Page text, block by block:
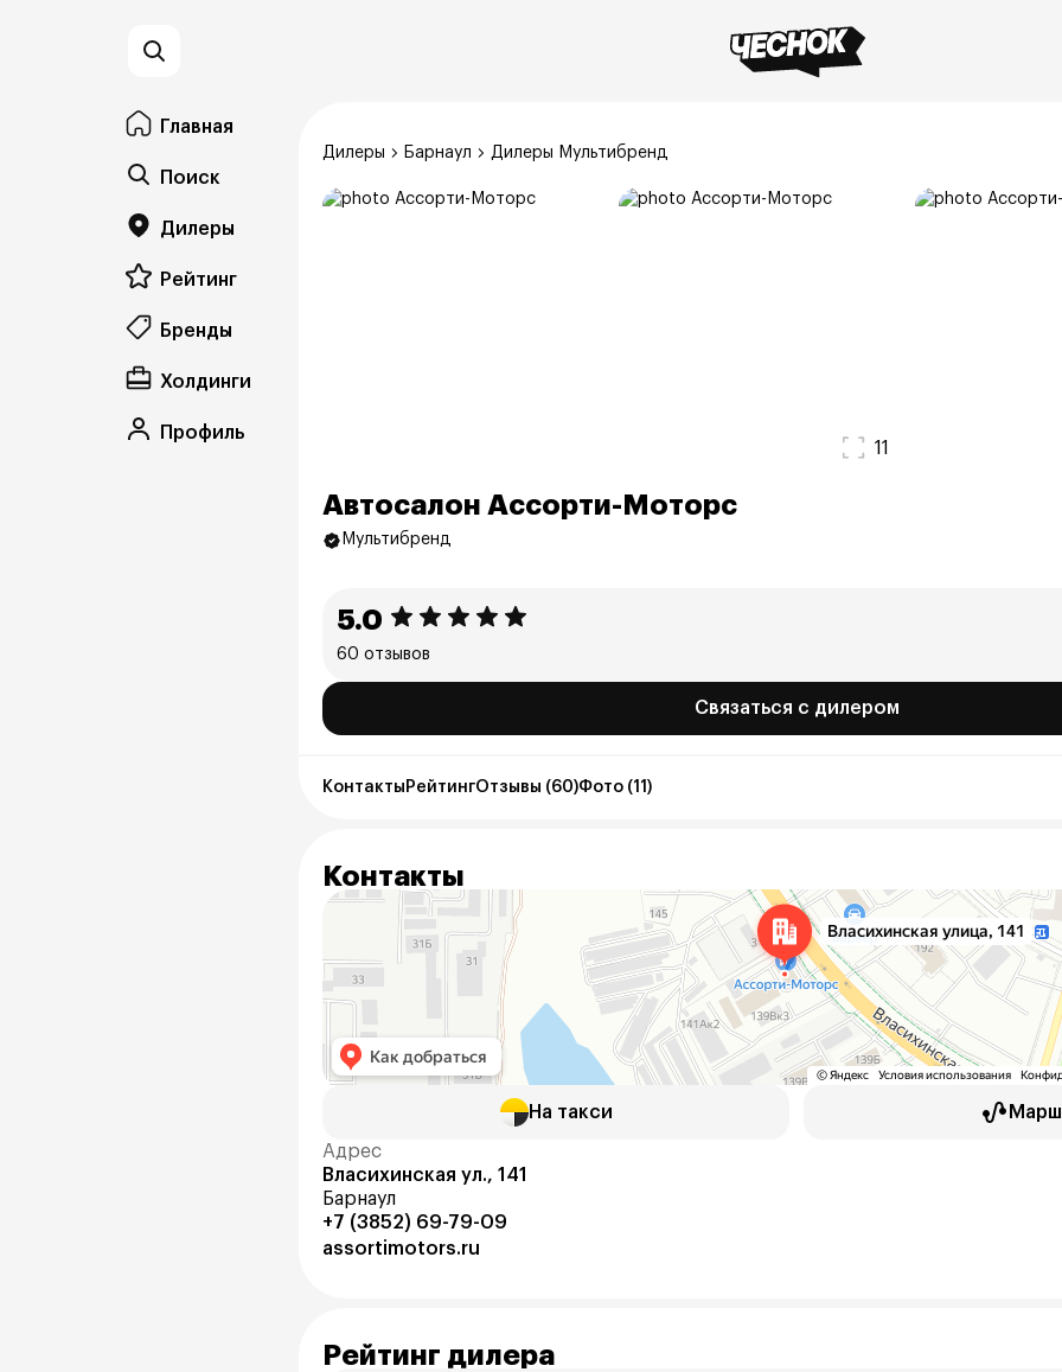
Главная
Поиск
Дилеры
Рейтинг
Бренды
Холдинги
Профиль
Дилеры Барнаул Дилеры Мультибренд
11
Автосалон Ассорти-Моторс
Мультибренд
5.0
60 отзывов
Связаться с дилером
Контакты РейтингОтзывы (60)Фото (11)
Контакты
На такси
Адрес
Власихинская ул., 141
Барнаул
+7 (3852) 69-79-09
assortimotors.ru
Рейтинг дилера